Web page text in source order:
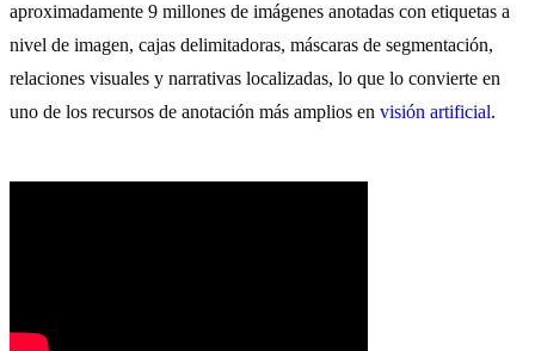
aproximadamente 9 millones de imágenes anotadas con etiquetas a
nivel de imagen, cajas delimitadoras, máscaras de segmentación,
relaciones visuales y narrativas localizadas, lo que lo convierte en
uno de los recursos de anotación más amplios en visión artificial.